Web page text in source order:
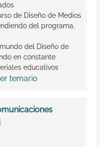
de Diseño de Medios
del programa.
del Diseño de
en constante
educativos
temario